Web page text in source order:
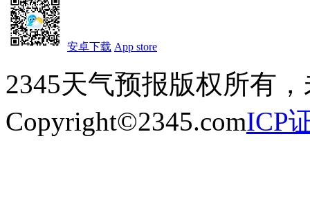
安卓下载 App store
2345天气预报版权所有
Copyright©2345.comICP